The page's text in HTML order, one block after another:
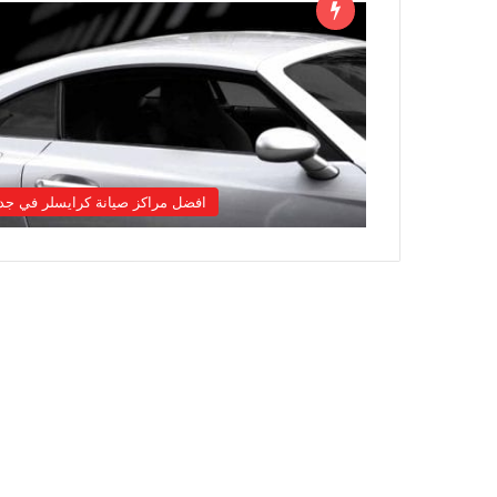
افضل مراكز صيانة كرايسلر في